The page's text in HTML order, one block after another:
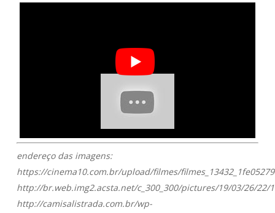
endereço das imagens:
https://cinema10.com.br/upload/filmes/
http://br.web.img2.acsta.net/c_300_300/pictures/19/03/26/22/
http://camisalistrada.com.br/wp-